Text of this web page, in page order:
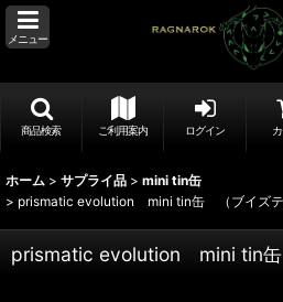
メニュー
商品検索 ご利用案内 ログイン
ホーム > サプライ品 > mini tin缶
> prismatic evolution mini tin缶 （ブイズテ
prismatic evolution mini tin缶